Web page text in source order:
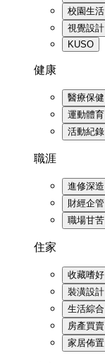
校園生活
視覺設計
KUSO
健康
醫療保健
運動體育
活動紀錄
職涯
進修深造
財經企管
職場甘苦
住家
收藏嗜好
裝潢設計
生活綜合
房產買賣
家居佈置